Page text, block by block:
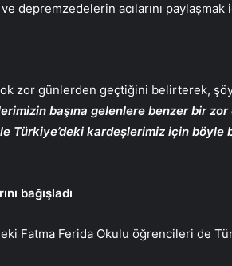
depremzedelerin acılarını
zor günlerden geçtiğini belirterek,
başına gelenlere benzer bir zor
Türkiye’deki kardeşlerimiz için böyle
bağışladı
Fatma Ferida Okulu öğrencileri de